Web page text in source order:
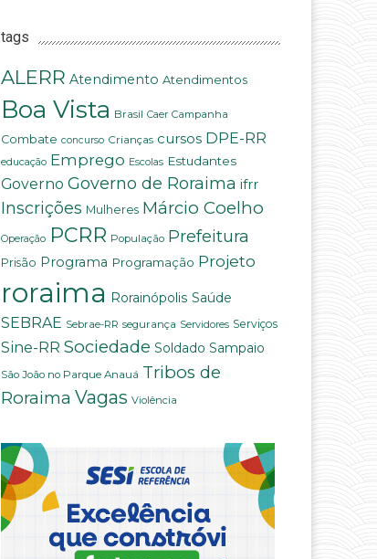
tags
ALERR Atendimento Atendimentos
Boa Vista Brasil Caer Campanha
Combate concurso Crianças cursos DPE-RR
educação Emprego Escolas Estudantes
Governo Governo de Roraima ifrr
Inscrições Mulheres Márcio Coelho
Operação PCRR População Prefeitura
Prisão Programa Programação Projeto
roraima Rorainópolis Saúde
SEBRAE Sebrae-RR segurança Servidores Serviços
Sine-RR Sociedade Soldado Sampaio
São João no Parque Anauá Tribos de
Roraima Vagas Violência